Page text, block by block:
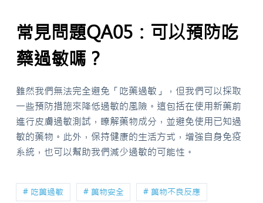
常見問題QA05：可以預防吃
藥過敏嗎？
雖然我們無法完全避免「吃藥過敏」，但我們可以採取
一些預防措施來降低過敏的風險。這包括在使用新藥前
進行皮膚過敏測試，瞭解藥物成分，並避免使用已知過
敏的藥物。此外，保持健康的生活方式，增強自身免疫
系統，也可以幫助我們減少過敏的可能性。
# 吃藥過敏 # 藥物安全 # 藥物不良反應